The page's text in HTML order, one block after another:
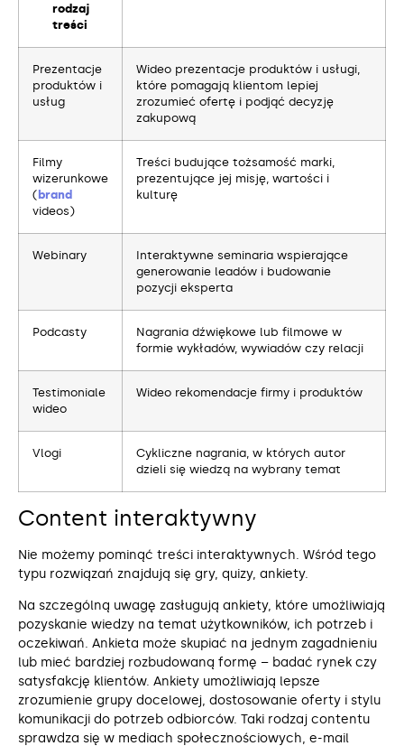
rodzaj
treści
Prezentacje
produktów i
usług
Wideo prezentacje produktów i usługi,
które pomagają klientom lepiej
zrozumieć ofertę i podjąć decyzję
zakupową
Filmy
wizerunkowe
(brand
videos)
Treści budujące tożsamość marki,
prezentujące jej misję, wartości i
kulturę
Webinary
Interaktywne seminaria wspierające
generowanie leadów i budowanie
pozycji eksperta
Podcasty
Nagrania dźwiękowe lub filmowe w
formie wykładów, wywiadów czy relacji
Testimoniale
wideo
Wideo rekomendacje firmy i produktów
Vlogi
Cykliczne nagrania, w których autor
dzieli się wiedzą na wybrany temat
Content interaktywny
Nie możemy pominąć treści interaktywnych. Wśród tego
typu rozwiązań znajdują się gry, quizy, ankiety.
Na szczególną uwagę zasługują ankiety, które umożliwiają
pozyskanie wiedzy na temat użytkowników, ich potrzeb i
oczekiwań. Ankieta może skupiać na jednym zagadnieniu
lub mieć bardziej rozbudowaną formę – badać rynek czy
satysfakcję klientów. Ankiety umożliwiają lepsze
zrozumienie grupy docelowej, dostosowanie oferty i stylu
komunikacji do potrzeb odbiorców. Taki rodzaj contentu
sprawdza się w mediach społecznościowych, e-mail